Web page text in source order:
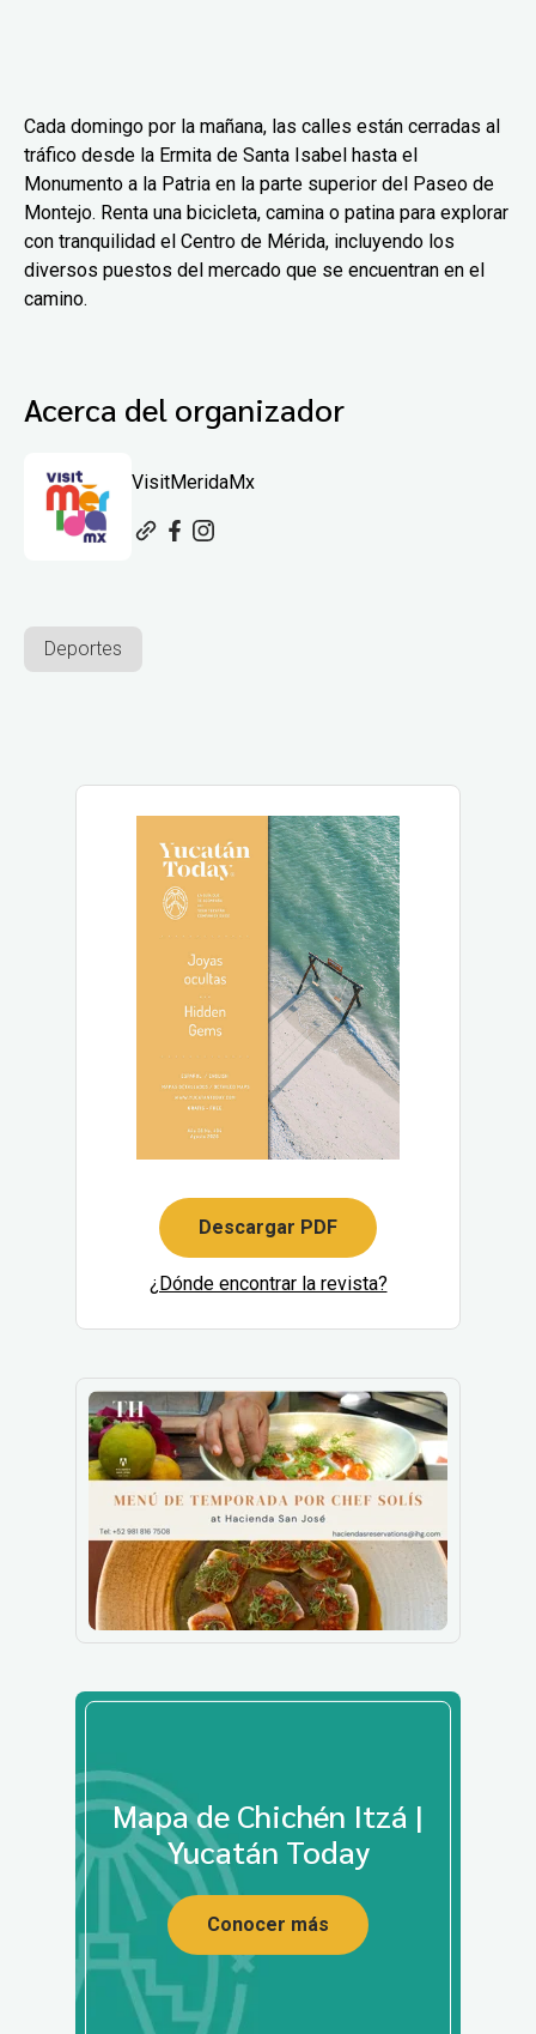
Cada domingo por la mañana, las calles están cerradas al
tráfico desde la Ermita de Santa Isabel hasta el
Monumento a la Patria en la parte superior del Paseo de
Montejo. Renta una bicicleta, camina o patina para explorar
con tranquilidad el Centro de Mérida, incluyendo los
diversos puestos del mercado que se encuentran en el
camino.
Acerca del organizador
VisitMeridaMx
Deportes
Descargar PDF
¿Dónde encontrar la revista?
Mapa de Chichén Itzá |
Yucatán Today
Conocer más